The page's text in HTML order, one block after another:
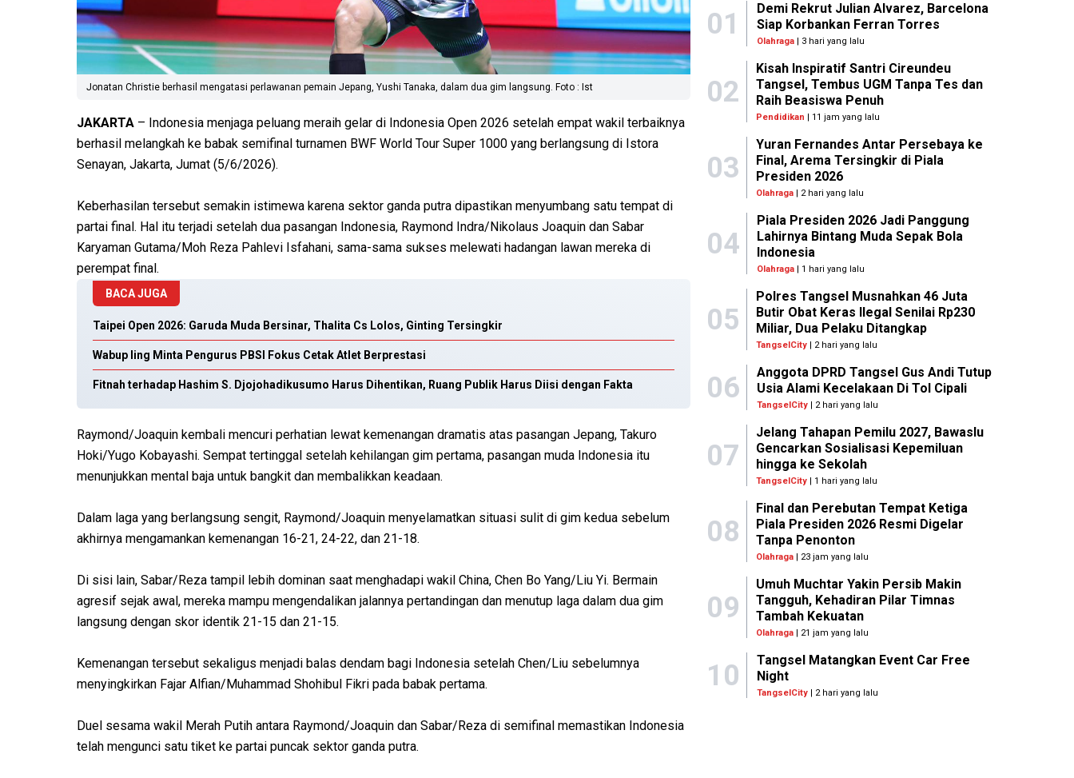
Jonatan Christie berhasil mengatasi perlawanan pemain Jepang, Yushi Tanaka, dalam dua gim langsung. Foto : Ist
JAKARTA – Indonesia menjaga peluang meraih gelar di Indonesia Open 2026 setelah empat wakil terbaiknya
berhasil melangkah ke babak semifinal turnamen BWF World Tour Super 1000 yang berlangsung di Istora
Senayan, Jakarta, Jumat (5/6/2026).
Keberhasilan tersebut semakin istimewa karena sektor ganda putra dipastikan menyumbang satu tempat di
partai final. Hal itu terjadi setelah dua pasangan Indonesia, Raymond Indra/Nikolaus Joaquin dan Sabar
Karyaman Gutama/Moh Reza Pahlevi Isfahani, sama-sama sukses melewati hadangan lawan mereka di
perempat final.
BACA JUGA
Taipei Open 2026: Garuda Muda Bersinar, Thalita Cs Lolos, Ginting Tersingkir
Wabup Iing Minta Pengurus PBSI Fokus Cetak Atlet Berprestasi
Fitnah terhadap Hashim S. Djojohadikusumo Harus Dihentikan, Ruang Publik Harus Diisi dengan Fakta
Raymond/Joaquin kembali mencuri perhatian lewat kemenangan dramatis atas pasangan Jepang, Takuro
Hoki/Yugo Kobayashi. Sempat tertinggal setelah kehilangan gim pertama, pasangan muda Indonesia itu
menunjukkan mental baja untuk bangkit dan membalikkan keadaan.
Dalam laga yang berlangsung sengit, Raymond/Joaquin menyelamatkan situasi sulit di gim kedua sebelum
akhirnya mengamankan kemenangan 16-21, 24-22, dan 21-18.
Di sisi lain, Sabar/Reza tampil lebih dominan saat menghadapi wakil China, Chen Bo Yang/Liu Yi. Bermain
agresif sejak awal, mereka mampu mengendalikan jalannya pertandingan dan menutup laga dalam dua gim
langsung dengan skor identik 21-15 dan 21-15.
Kemenangan tersebut sekaligus menjadi balas dendam bagi Indonesia setelah Chen/Liu sebelumnya
menyingkirkan Fajar Alfian/Muhammad Shohibul Fikri pada babak pertama.
Duel sesama wakil Merah Putih antara Raymond/Joaquin dan Sabar/Reza di semifinal memastikan Indonesia
telah mengunci satu tiket ke partai puncak sektor ganda putra.
01
Demi Rekrut Julian Alvarez, Barcelona
Siap Korbankan Ferran Torres
Olahraga| 3 hari yang lalu
02
Kisah Inspiratif Santri Cireundeu
Tangsel, Tembus UGM Tanpa Tes dan
Raih Beasiswa Penuh
Pendidikan | 11 jam yang lalu
03
Yuran Fernandes Antar Persebaya ke
Final, Arema Tersingkir di Piala
Presiden 2026
Olahraga | 2 hari yang lalu
04
Piala Presiden 2026 Jadi Panggung
Lahirnya Bintang Muda Sepak Bola
Indonesia
Olahraga| 1 hari yang lalu
05
Polres Tangsel Musnahkan 46 Juta
Butir Obat Keras Ilegal Senilai Rp230
Miliar, Dua Pelaku Ditangkap
TangselCity | 2 hari yang lalu
06
Anggota DPRD Tangsel Gus Andi Tutup
Usia Alami Kecelakaan Di Tol Cipali
TangselCity| 2 hari yang lalu
07
Jelang Tahapan Pemilu 2027, Bawaslu
Gencarkan Sosialisasi Kepemiluan
hingga ke Sekolah
TangselCity | 1 hari yang lalu
08
Final dan Perebutan Tempat Ketiga
Piala Presiden 2026 Resmi Digelar
Tanpa Penonton
Olahraga | 23 jam yang lalu
09
Umuh Muchtar Yakin Persib Makin
Tangguh, Kehadiran Pilar Timnas
Tambah Kekuatan
Olahraga | 21 jam yang lalu
10
Tangsel Matangkan Event Car Free
Night
TangselCity| 2 hari yang lalu